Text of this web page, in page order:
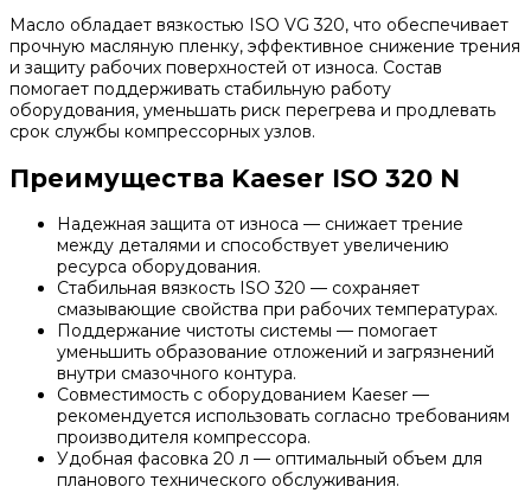
Масло обладает вязкостью ISO VG 320, что обеспечивает
прочную масляную пленку, эффективное снижение трения
и защиту рабочих поверхностей от износа. Состав
помогает поддерживать стабильную работу
оборудования, уменьшать риск перегрева и продлевать
срок службы компрессорных узлов.
Преимущества Kaeser ISO 320 N
Надежная защита от износа — снижает трение
между деталями и способствует увеличению
ресурса оборудования.
Стабильная вязкость ISO 320 — сохраняет
смазывающие свойства при рабочих температурах.
Поддержание чистоты системы — помогает
уменьшить образование отложений и загрязнений
внутри смазочного контура.
Совместимость с оборудованием Kaeser —
рекомендуется использовать согласно требованиям
производителя компрессора.
Удобная фасовка 20 л — оптимальный объем для
планового технического обслуживания.